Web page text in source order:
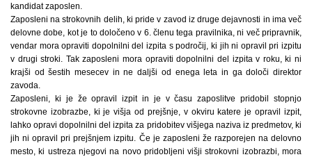
kandidat zaposlen.
Zaposleni na strokovnih delih, ki pride v zavod iz druge dejavnosti in ima več
delovne dobe, kot je to določeno v 6. členu tega pravilnika, ni več pripravnik,
vendar mora opraviti dopolnilni del izpita s področij, ki jih ni opravil pri izpitu
v drugi stroki. Tak zaposleni mora opraviti dopolnilni del izpita v roku, ki ni
krajši od šestih mesecev in ne daljši od enega leta in ga določi direktor
zavoda.
Zaposleni, ki je že opravil izpit in je v času zaposlitve pridobil stopnjo
strokovne izobrazbe, ki je višja od prejšnje, v okviru katere je opravil izpit,
lahko opravi dopolnilni del izpita za pridobitev višjega naziva iz predmetov, ki
jih ni opravil pri prejšnjem izpitu. Če je zaposleni že razporejen na delovno
mesto, ki ustreza njegovi na novo pridobljeni višji strokovni izobrazbi, mora